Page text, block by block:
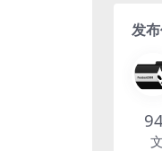
发